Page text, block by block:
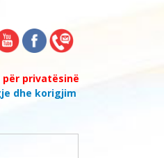
privatësinë
dhe korigjim